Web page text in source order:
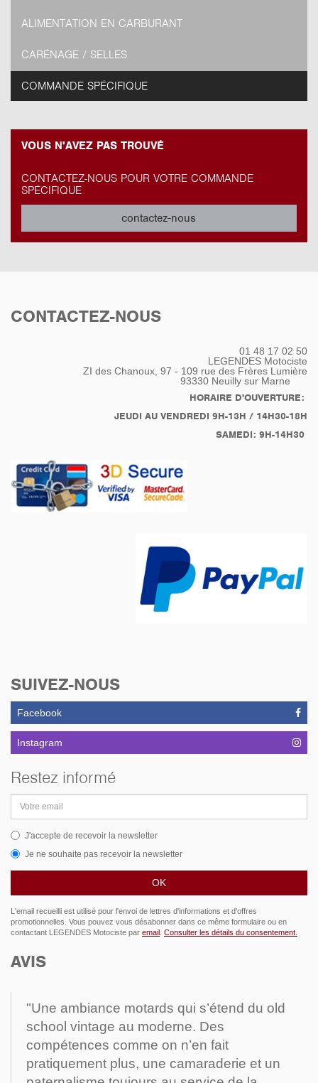
ALIMENTATION EN CARBURANT
CARÉNAGE / SELLES
COMMANDE SPÉCIFIQUE
VOUS N'AVEZ PAS TROUVÉ
CONTACTEZ-NOUS POUR VOTRE COMMANDE
SPÉCIFIQUE
contactez-nous
CONTACTEZ-NOUS
01 48 17 02 50
LEGENDES Motociste
ZI des Chanoux, 97 - 109 rue des Frères Lumière
93330 Neuilly sur Marne
HORAIRE D'OUVERTURE:
JEUDI AU VENDREDI 9H-13H / 14H30-18H
SAMEDI: 9H-14H30
SUIVEZ-NOUS
Facebook
Instagram
Restez informé
email
J'accepte de recevoir la newsletter
Je ne souhaite pas recevoir la newsletter
L'email recueilli est utilisé pour l'envoi de lettres d'informations et d'offres
promotionnelles. Vous pouvez vous désabonner dans ce même formulaire ou en
contactant LEGENDES Motociste par email Consulter les détails du consentement.
AVIS
"Une ambiance motards qui s’étend du old
school vintage au moderne. Des
compétences comme on n’en fait
pratiquement plus, une camaraderie et un